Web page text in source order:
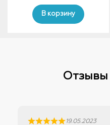
was:
20
В корзину
Отзывы
19.05.2023